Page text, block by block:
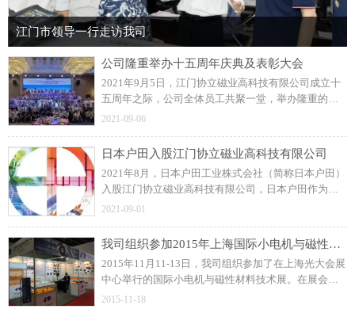
江门市领导一行走访我司
公司隆重举办十五周年庆典及表彰大会
2021年9月5日，江门协立磁业高科技有限公司成立十
五周年之际，公司全体员工共聚一堂，举办隆重的周
年庆典及表彰大会！展望未来，协立公司更加坚定信
2021-09-06
日本户田入股江门协立磁业高科技有限公司
2021年8月，日本户田工业株式会社（简称日本户田）
入股江门协立磁业高科技有限公司，日本户田作为公
司磁粒料的供应商，此前建立了良好的长期合作关
2021-09-01
我司组织参加2015年上海国际小电机与磁性材料技术展
2015年11月11-13日，我司组织参加了在上海光大会展
中心举行的国际小电机与磁性材料技术展。在展会
上，我司与众多国内外汽车零部件、工业控制类和家
2015-11-18